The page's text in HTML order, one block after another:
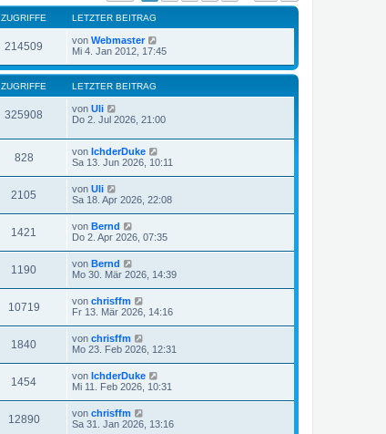
ZUGRIFFE LETZTER BEITRAG
214509 von Webmaster
Mi 4. Jan 2012, 17:45
ZUGRIFFE LETZTER BEITRAG
325908 von Uli
Do 2. Jul 2026, 21:00
828 von IchderDuke
Sa 13. Jun 2026, 10:11
2105 von Uli
Sa 18. Apr 2026, 22:08
1421 von Bernd
Do 2. Apr 2026, 07:35
1190 von Bernd
Mo 30. Mär 2026, 14:39
10719 von chrisffm
Fr 13. Mär 2026, 14:16
1840 von chrisffm
Mo 23. Feb 2026, 12:31
1454 von IchderDuke
Mi 11. Feb 2026, 10:31
12890 von chrisffm
Sa 31. Jan 2026, 13:16